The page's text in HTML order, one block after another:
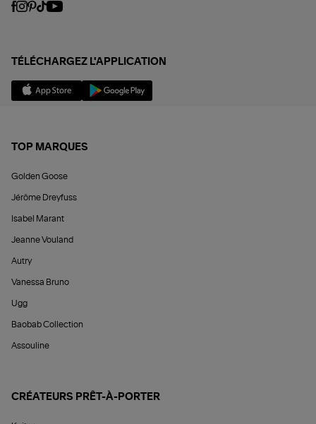
TÉLÉCHARGEZ L'APPLICATION
TOP MARQUES
Golden Goose
Jérôme Dreyfuss
Isabel Marant
Jeanne Vouland
Autry
Vanessa Bruno
Ugg
Baobab Collection
Assouline
CRÉATEURS PRÊT-À-PORTER